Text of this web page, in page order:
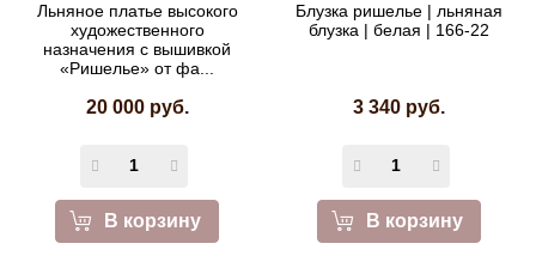
Льняное платье высокого
художественного
назначения с вышивкой
«Ришелье» от фа...
20 000 руб.
В корзину
Блузка ришелье | льняная
блузка | белая | 166-22
3 340 руб.
В корзину